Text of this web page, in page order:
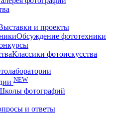
и проекты
Обсуждение фототехники
Классики фотоискусства
NEW
фотографий
и ответы